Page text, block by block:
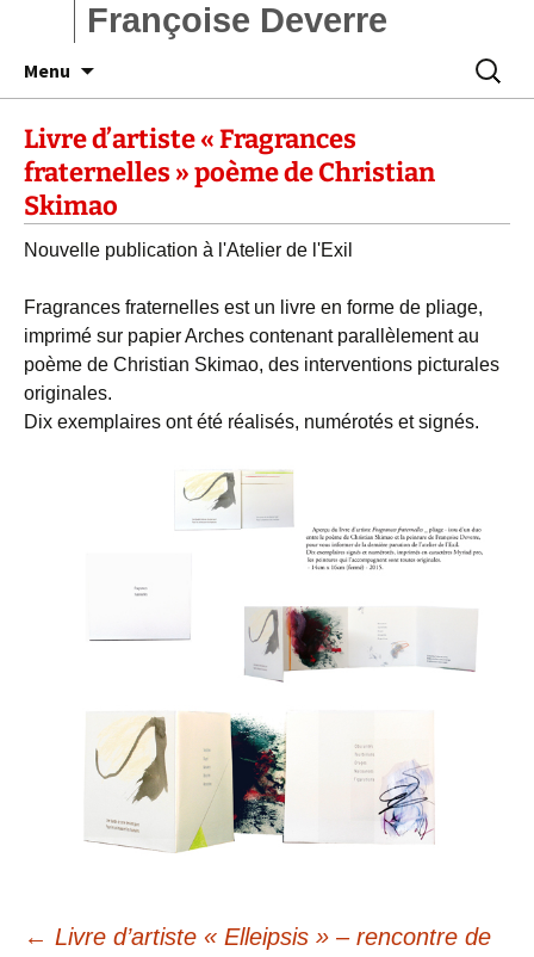
Françoise Deverre
Menu
Livre d’artiste « Fragrances
fraternelles » poème de Christian
Skimao
Nouvelle publication à l'Atelier de l'Exil
Fragrances fraternelles est un livre en forme de pliage,
imprimé sur papier Arches contenant parallèlement au
poème de Christian Skimao, des interventions picturales
originales.
Dix exemplaires ont été réalisés, numérotés et signés.
Navigation
← Livre d’artiste « Elleipsis » – rencontre de